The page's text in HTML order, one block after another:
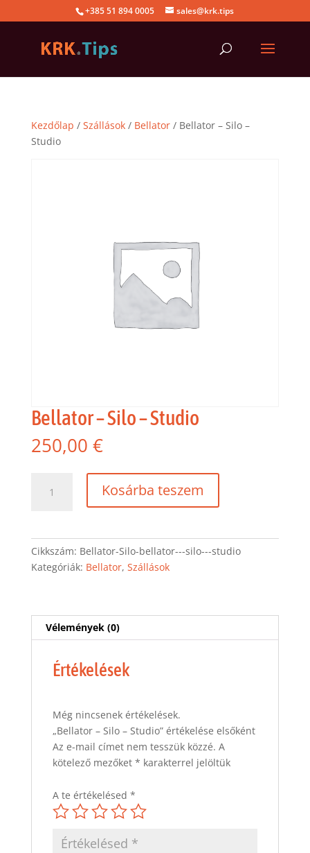
+385 51 894 0005 sales@krk.tips
Kezdőlap / Szállások/ Bellator/ Bellator – Silo –
Studio
Bellator – Silo – Studio
250,00 €
Studio
mennyiség
Kosárba teszem
Cikkszám: Bellator-Silo-bellator---silo---studio
Kategóriák: Bellator, Szállások
Vélemények (0)
Értékelések
Még nincsenek értékelések.
„Bellator – Silo – Studio” értékelése elsőként
Az e-mail címet nem tesszük közzé. A
kötelező mezőket * karakterrel jelöltük
A te értékelésed *